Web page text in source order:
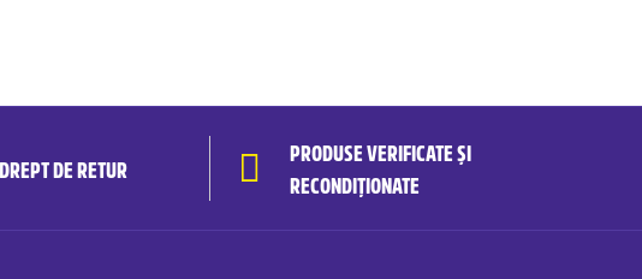
DE RETUR
PRODUSE VERIFICATE ȘI
RECONDIȚIONATE